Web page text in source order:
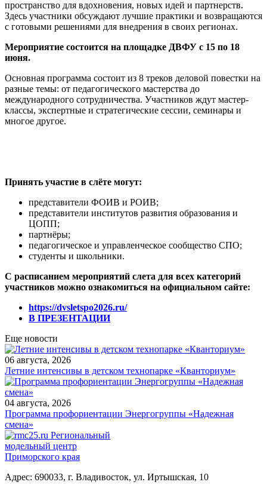
пространство для вдохновения, новых идей и партнерств.
Здесь участники обсуждают лучшие практики и возвращаются
с готовыми решениями для внедрения в своих регионах.
Мероприятие состоится на площадке ДВФУ с 15 по 18
июня.
Основная программа состоит из 8 треков деловой повестки на
разные темы: от педагогического мастерства до
международного сотрудничества. Участников ждут мастер-
классы, экспертные и стратегические сессии, семинары и
многое другое.
Принять участие в слёте могут:
представители ФОИВ и РОИВ;
представители институтов развития образования и
ЦОПП;
партнёры;
педагогическое и управленческое сообщество СПО;
студенты и школьники.
С расписанием мероприятий слета для всех категорий
участников можно ознакомиться на официальном сайте:
https://dvsletspo2026.ru/
В ПРЕЗЕНТАЦИИ
Еще новости
06 августа, 2026
Летние интенсивы в детском технопарке «Кванториум»
04 августа, 2026
Программа профориентации Энергогруппы «Надежная
смена»
Региональный
модельный центр
Приморского края
Адрес: 690033, г. Владивосток, ул. Иртышская, 10